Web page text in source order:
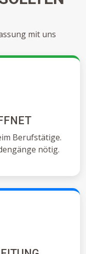
mit uns
Berufstätige.
nötig.